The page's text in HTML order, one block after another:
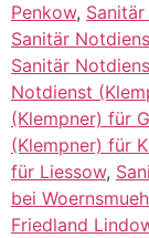
Penkow,
Sanitär
Sanitär
Notdienst
(Klempner) für
(Klempner) für
für Liessow,
bei
Friedland